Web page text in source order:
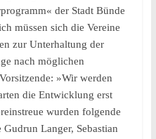
der Stadt Bünde
müssen sich die Vereine
zur Unterhaltung der
nach möglichen
»Wir werden
die Entwicklung erst
wurden folgende
Langer, Sebastian